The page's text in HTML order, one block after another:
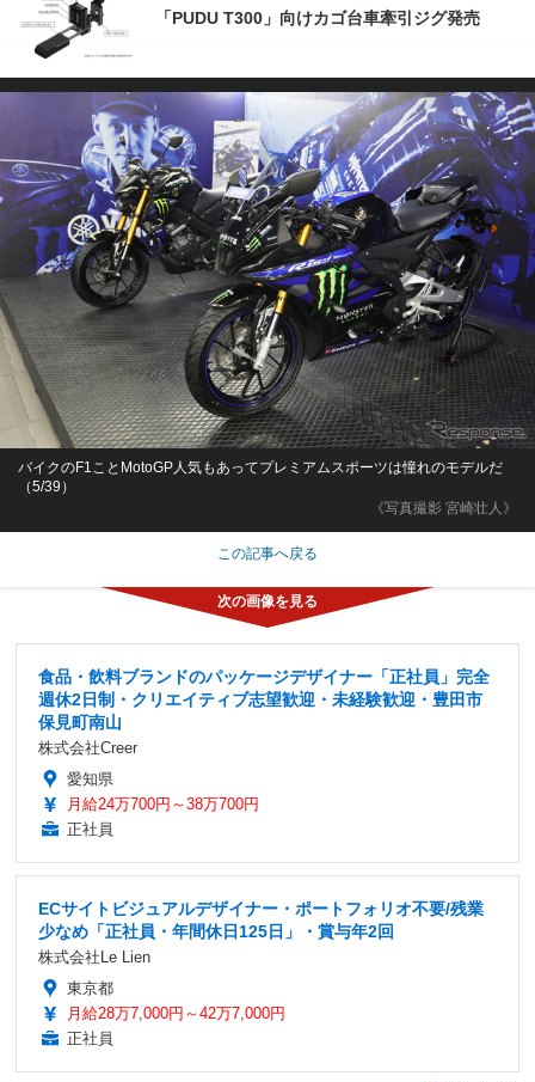
「PUDU T300」向けカゴ台車牽引ジグ発売
《写真撮影 宮崎壮人》
バイクのF1ことMotoGP人気もあってプレミアムスポーツは憧れのモデルだ
（5/39）
この記事へ戻る
食品・飲料ブランドのパッケージデザイナー「正社員」完全
週休2日制・クリエイティブ志望歓迎・未経験歓迎・豊田市
保見町南山
株式会社Creer
愛知県
月給24万700円～38万700円
正社員
ECサイトビジュアルデザイナー・ポートフォリオ不要/残業
少なめ「正社員・年間休日125日」・賞与年2回
株式会社Le Lien
東京都
月給28万7,000円～42万7,000円
正社員